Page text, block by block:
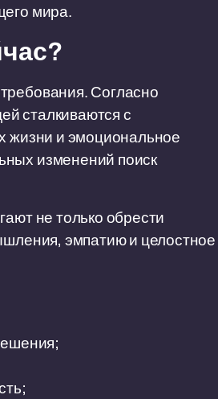
мира.
Согласно
сталкиваются с
жизни и эмоциональное
изменений поиск
не только обрести
эмпатию и целостное